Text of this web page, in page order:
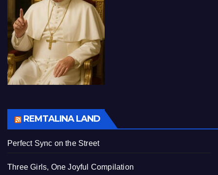
REMTALINA LAND
Perfect Sync on the Street
Three Girls, One Joyful Compilation